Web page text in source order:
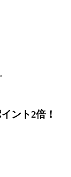
ント2倍！